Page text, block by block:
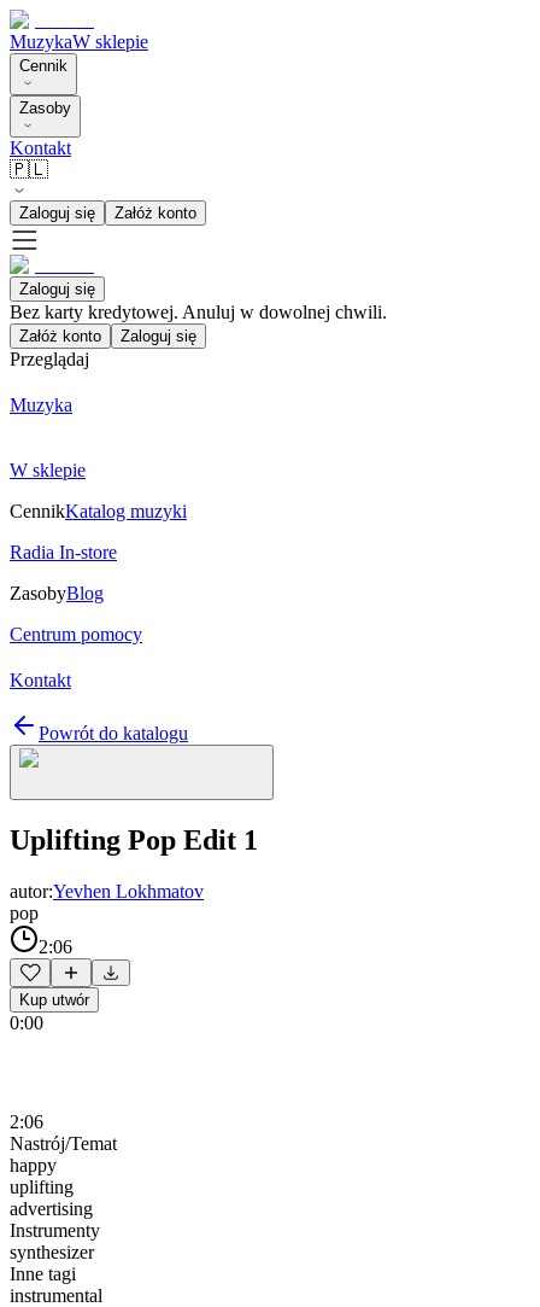
MuzykaW sklepie
Cennik
Zasoby
Kontakt
🇵🇱
Zaloguj się Załóż konto
Zaloguj się
Bez karty kredytowej. Anuluj w dowolnej chwili.
Załóż konto Zaloguj się
Przeglądaj
Muzyka
W sklepie
CennikKatalog muzyki
Radia In-store
ZasobyBlog
Centrum pomocy
Kontakt
Powrót do katalogu
Uplifting Pop Edit 1
autor:Yevhen Lokhmatov
pop
2:06
Kup utwór
0:00
2:06
Nastrój/Temat
happy
uplifting
advertising
Instrumenty
synthesizer
Inne tagi
instrumental